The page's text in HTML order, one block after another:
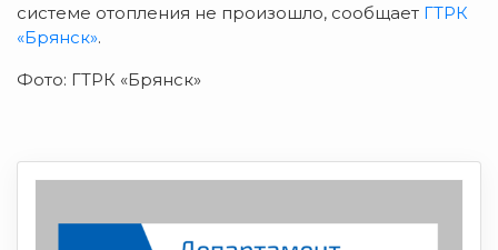
системе отопления не произошло, сообщает ГТРК
«Брянск».
Фото: ГТРК «Брянск»